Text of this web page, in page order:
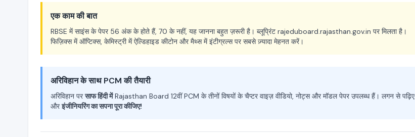
एक काम की बात
RBSE में साइंस के पेपर 56 अंक के होते हैं, 70 के नहीं, यह जानना बहुत ज़रूरी है। ब्लूप्रिंट rajeduboard.rajasthan.gov.in पर मिलता है।
फिज़िक्स में ऑप्टिक्स, केमिस्ट्री में ऐल्डिहाइड कीटोन और मैथ्स में इंटीग्रल्स पर सबसे ज़्यादा मेहनत करें।
अरिविहान के साथ PCM की तैयारी
अरिविहान परसाफ हिंदी मेंRajasthan Board 12वीं PCM के तीनों विषयों के चैप्टर वाइज़ वीडियो, नोट्स और मॉडल पेपर उपलब्ध हैं। लगन से पढ़िए
औरइंजीनियरिंग का सपना पूरा कीजिए!